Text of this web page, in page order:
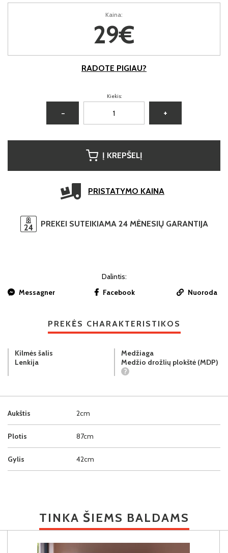
Kaina:
29€
RADOTE PIGIAU?
Kiekis:
− +
Į KREPŠELĮ
PRISTATYMO KAINA
PREKEI SUTEIKIAMA 24 MĖNESIŲ GARANTIJA
Dalintis:
Messagner
Facebook Nuoroda
PREKĖS CHARAKTERISTIKOS
Aukštis 2cm
Plotis 87cm
Gylis 42cm
Kilmės šalis
Lenkija
Medžiaga
Medžio drožlių plokštė (MDP)
?
TINKA ŠIEMS BALDAMS